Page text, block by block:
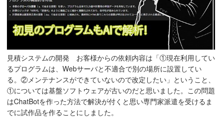
見積システムの開発 お客様からの依頼内容は「①現在利用してい
るプログラムは、Webサーバと不適合で別の場所に設置してい
る。②メンテナンスができていないので改定したい」ということ、
①については基盤ソフトウェアが古いのだと思いました。この問題
はChatBotを作った方法で解決が付くと思い専門家派遣を受けるま
でに試作品を作ることにしました。